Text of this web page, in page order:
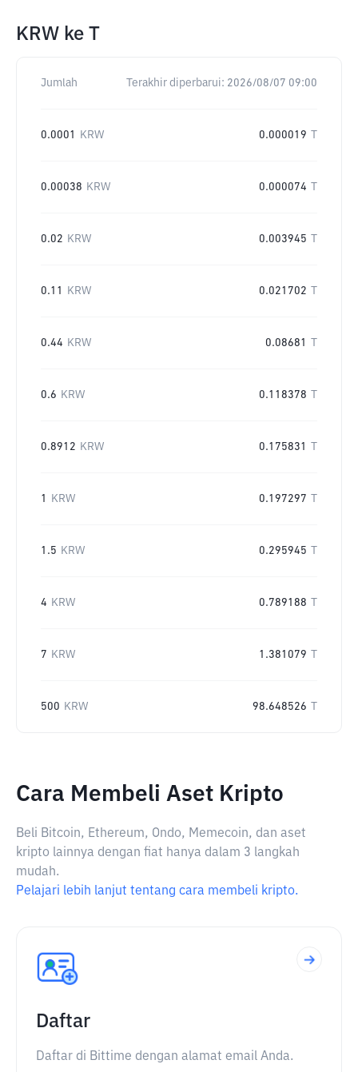
KRW ke T
Jumlah Terakhir diperbarui: 2026/08/07 09:00
0.0001 KRW 0.000019
0.00038 KRW 0.000074
0.02 KRW 0.003945
0.11 KRW 0.021702
0.44 KRW 0.08681
0.6 KRW 0.118378
0.8912 KRW 0.175831
1 KRW 0.197297
1.5 KRW 0.295945
4 KRW 0.789188
7 KRW 1.381079
500 KRW 98.648526
Cara Membeli Aset Kripto
Beli Bitcoin, Ethereum, Ondo, Memecoin, dan aset
kripto lainnya dengan fiat hanya dalam 3 langkah
mudah.
Pelajari lebih lanjut tentang cara membeli kripto.
Daftar
Daftar di Bittime dengan alamat email Anda.